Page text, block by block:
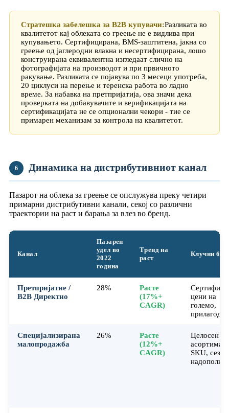
Стратешка забелешка за B2B купувачи:Разликата во
квалитетот кај облеката со греење не е видлива при
купувањето. Сертифицирана, BMS-заштитена, јакна со
греење од јаглеродни влакна и несертифицирана, лошо
конструирана еквивалентна изгледаат слично на
фотографијата на производот и при првичното
ракување. Разликата се појавува по 3 месеци употреба,
20 циклуси на перење и теренска работа во ладно
време. За набавка на претпријатија, ова значи дека
проверката на добавувачите и верификацијата на
сертификацијата не се опционални чекори - тие се
примарен механизам за контрола на квалитетот.
6 Динамика на дистрибутивниот канал
Пазарот на облека за греење се опслужува преку четири
примарни дистрибутивни канали, секој со различни
траектории на раст и барања за влез во бренд.
Канал
Пазарен
удел во
2022
година
Тренд на
раст
Клучни
Претпријатие /
B2B Директно
28%
Расте
(17%+
CAGR)
цени на
големо,
Специјализирана
малопродажба
26%
Расте
(12%+
CAGR)
Целосен
асортиман
SKU,